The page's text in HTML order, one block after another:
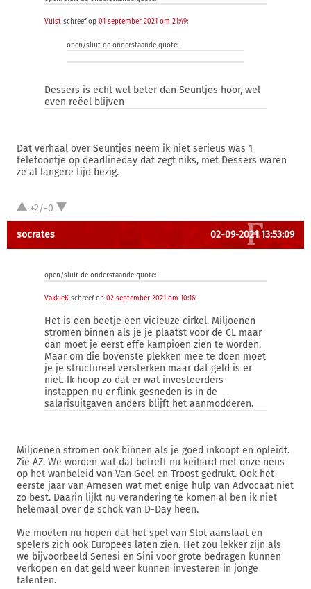
Vuist schreef op 01 september 2021 om 21:49:
open/sluit de onderstaande quote:
Dessers is echt wel beter dan Seuntjes hoor, wel
even reëel blijven
Dat verhaal over Seuntjes neem ik niet serieus was 1
telefoontje op deadlineday dat zegt niks, met Dessers waren
ze al langere tijd bezig.
+2/-0
socrates 02-09-2021 13:53:09
open/sluit de onderstaande quote:
VakkieK schreef op 02 september 2021 om 10:16:
Het is een beetje een vicieuze cirkel. Miljoenen
stromen binnen als je je plaatst voor de CL maar
dan moet je eerst effe kampioen zien te worden.
Maar om die bovenste plekken mee te doen moet
je je structureel versterken maar dat geld is er
niet. Ik hoop zo dat er wat investeerders
instappen nu er flink gesneden is in de
salarisuitgaven anders blijft het aanmodderen.
Miljoenen stromen ook binnen als je goed inkoopt en opleidt.
Zie AZ. We worden wat dat betreft nu keihard met onze neus
op het wanbeleid van Van Geel en Troost gedrukt. Ook het
eerste jaar van Arnesen wat met enige hulp van Advocaat niet
zo best. Daarin lijkt nu verandering te komen al ben ik niet
helemaal over de schok van D-Day heen.
We moeten nu hopen dat het spel van Slot aanslaat en
spelers zich ook Europees laten zien. Het zou lekker zijn als
we bijvoorbeeld Senesi en Sini voor grote bedragen kunnen
verkopen en dat geld weer kunnen investeren in jonge
talenten.